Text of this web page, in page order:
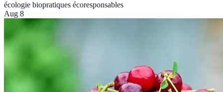
écologie biopratiques écoresponsables
Aug 8